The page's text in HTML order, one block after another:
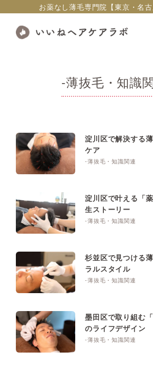
お薬なし薄毛専門院【東京・名古
-薄抜毛・知識
淀川区で解決する
ケア
-薄抜毛・知識関連
淀川区で叶える「
生ストーリー
-薄抜毛・知識関連
杉並区で見つける
ラルスタイル
-薄抜毛・知識関連
墨田区で取り組む
のライフデザイン
-薄抜毛・知識関連